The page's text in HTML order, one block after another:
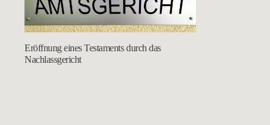
Eröffnung eines Testaments durch das
Nachlassgericht